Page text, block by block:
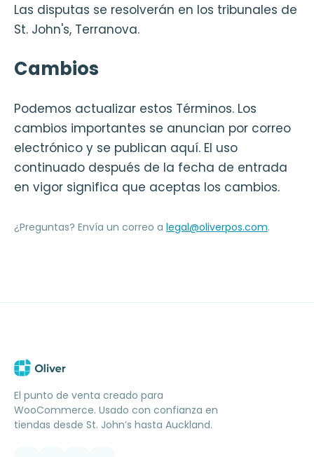
Las disputas se resolverán en los tribunales de
St. John's, Terranova.
Cambios
Podemos actualizar estos Términos. Los
cambios importantes se anuncian por correo
electrónico y se publican aquí. El uso
continuado después de la fecha de entrada
en vigor significa que aceptas los cambios.
¿Preguntas? Envía un correo a legal@oliverpos.com.
El punto de venta creado para
WooCommerce. Usado con confianza en
tiendas desde St. John’s hasta Auckland.